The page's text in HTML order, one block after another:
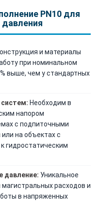
PN10 для
и материалы
при номинальном
выше, чем у стандартных
Необходим в
напором
с подпиточными
на объектах с
гидростатическим
давление: Уникальное
расходов и
в напряженных